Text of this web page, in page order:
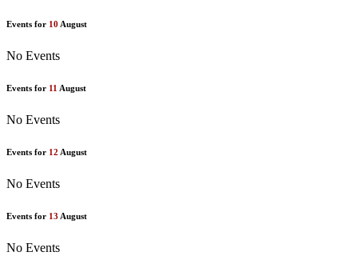
Events for 10 August
No Events
Events for 11 August
No Events
Events for 12 August
No Events
Events for 13 August
No Events